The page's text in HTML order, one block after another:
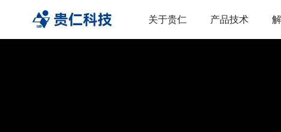
关于贵仁 产品技术